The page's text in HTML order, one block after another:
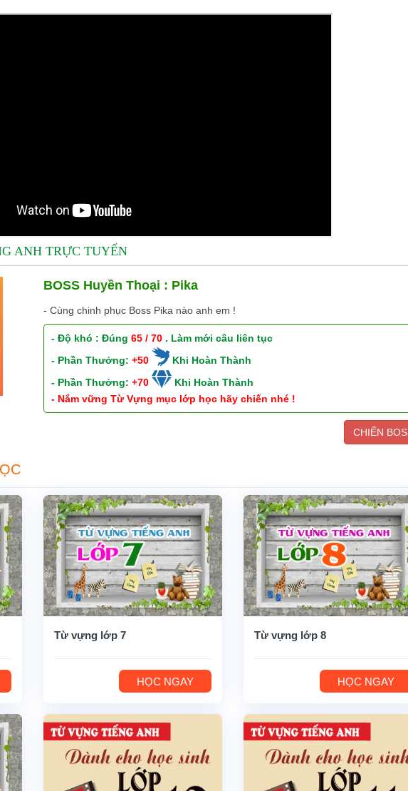
ANH TRỰC TUYẾN
BOSS Huyền Thoại : Pika
- Cùng chinh phục Boss Pika nào anh em !
- Độ khó : Đúng 65 / 70. Làm mới câu liên tục
- Phần Thưởng: +50
Khi Hoàn Thành
- Phần Thưởng: +70
Khi Hoàn Thành
- Nắm vững Từ Vựng mục lớp học hãy chiến nhé !
CHIẾN
Từ vựng lớp 7
HỌC NGAY
Từ vựng lớp 8
HỌC NGAY